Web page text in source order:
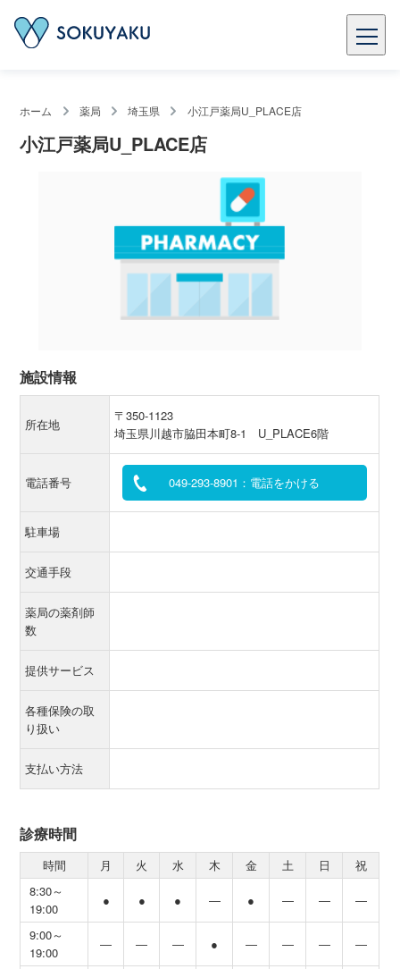
ホーム 薬局 埼玉県 小江戸薬局U_PLACE店
小江戸薬局U_PLACE店
施設情報
所在地
〒350-1123
埼玉県川越市脇田本町8-1 U_PLACE6階
電話番号 049-293-8901：電話をかける
駐車場
交通手段
薬局の薬剤師
数
提供サービス
各種保険の取
り扱い
支払い方法
診療時間
時間 月 火 水 木 金 土 日
祝
8:30～
19:00
● ● ● ― ● ― ― ―
9:00～
19:00
― ― ― ● ― ― ― ―